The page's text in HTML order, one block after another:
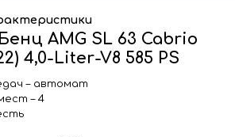
AMG SL 63 Cabrio
4,0-Liter-V8 585 PS
– автомат
– 4